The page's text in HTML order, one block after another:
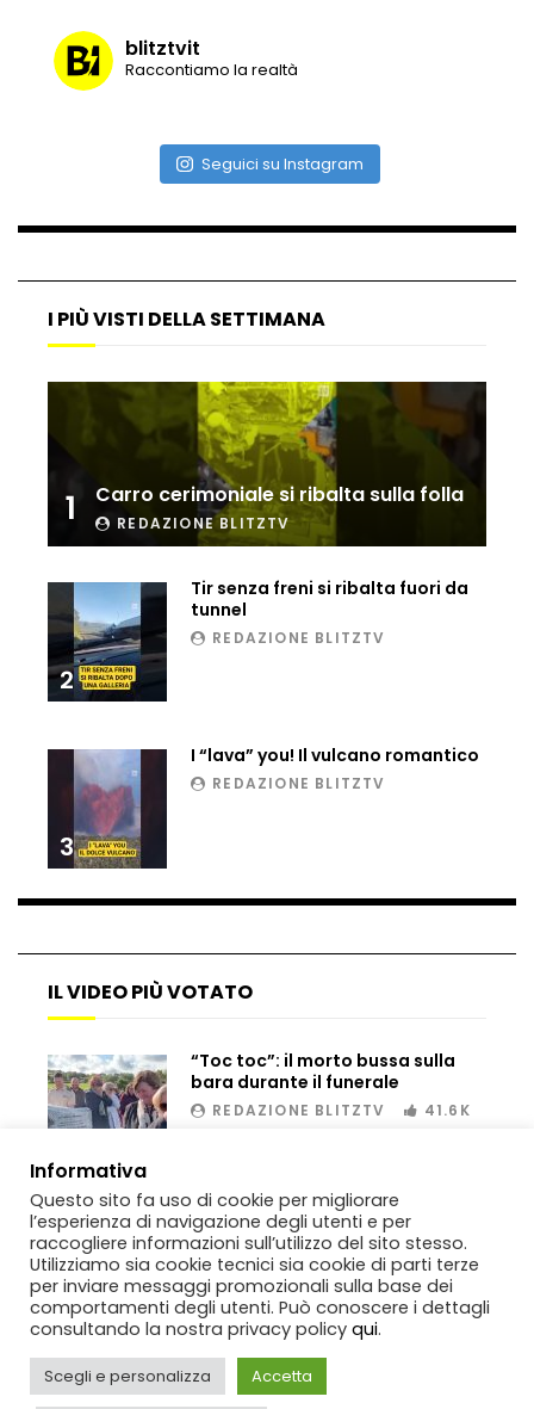
attimi di paura
i droni russi
Tir bloccato sul passaggio a livello:
treno lo distrugge
Parco divertimenti, attrazione cede
all’improvviso
tragedia a Petén
Russia sotto zero: fiumi congelati e navi
rompighiaccio a Mosca
valanghe e proteggere i turisti
Auto si schianta, il guidatore vola dal
viadotto
Tradisce la moglie e lo legano con lo
scotch a un albero
Tentano di salvarla dalla seggiovia, ma
il piano fallisce
blitztvit
Raccontiamo la realtà
Seguici su Instagram
I PIÙ VISTI DELLA SETTIMANA
1 Carro cerimoniale si ribalta sulla folla
REDAZIONE BLITZTV
2
Tir senza freni si ribalta fuori da
tunnel
REDAZIONE BLITZTV
3
I “lava” you! Il vulcano romantico
REDAZIONE BLITZTV
IL VIDEO PIÙ VOTATO
00:02
“Toc toc”: il morto bussa sulla
bara durante il funerale
REDAZIONE BLITZTV 41.6K
CopyrightBlitzTV© 2019-2025SIGNOVia Rabolini, 13 Milano - P.IVA
Informativa
Questo sito fa uso di cookie per migliorare
l’esperienza di navigazione degli utenti e per
raccogliere informazioni sull’utilizzo del sito stesso.
Utilizziamo sia cookie tecnici sia cookie di parti terze
per inviare messaggi promozionali sulla base dei
comportamenti degli utenti. Può conoscere i dettagli
consultando la nostra privacy policy qui.
Scegli e personalizza Accetta